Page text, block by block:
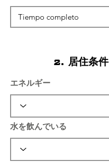
2. 居住条件
エネルギー
水を飲んでいる